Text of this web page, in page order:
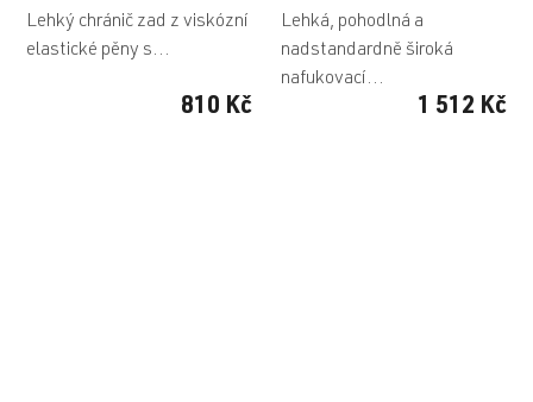
810 Kč
Lehký chránič zad z viskózní
elastické pěny s...
1 512 Kč
Lehká, pohodlná a
nadstandardně široká
nafukovací...